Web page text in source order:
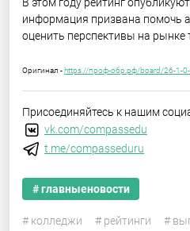
В этом году рейтинг
информация призвана помочь
оценить перспективы на рынке
Оригинал - https://проф-обр.рф/board/26-1-
Присоединяйтесь к нашим
vk.com/compassedu
t.me/compasseduru
# главныеновости
# колледжи # рейтинги #